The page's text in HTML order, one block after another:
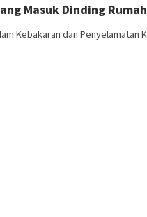
Masuk Dinding
Kebakaran dan Penyelamatan